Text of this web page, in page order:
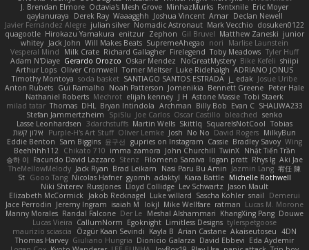
J. Brendan Elmore Octavia's Mesh Grove MinhazMurks Fxntxnile Eric Moyer
qaylanuraya
Derek Ray Waaagghh Joshua Vincent Amar Declan Newell
Javier Fernández Alegre julian silver Nomadic Astronaut Mark Vecchio dosuken0122
quagootle Hirokazu Yamakura enitzur Zephon Gil Bruvel Matthew Zaneski junior
whitey Jack John Will Makes Beats SupremeAhegao nori
Marlise Launstein
Vesperal Mind
Milk Crate Richard Gallagher Firelegend Toby Meadows Tyler Huff
Adam N'Diaye Gerardo Orozco Oskar Mendez NoGreatMystery Bike Kefeli shiipi
Arthur Lops Oliver Cromwell Tomer Meltser Luke Ridehalgh ADRIANO JONUS
Timothy Montoya soda basket SANTIAGO SANTOS ESTRADA j_ edak Josue Uribe
Anton Rubets Gui Ramalho Noah Patterson Jomenikia Bennett Greene Peter Hale
Nathaniel Roberts Mechrot elijah kenney J H Astone Massie Tobi Staerk
milad tatar Thomas DHL Bryan Intindola Archman Billy Bob Evan C SHALIWA233
Stefan Jammertzheim
SpiSlu Joe Carlos Oscar Castillo bleached senko
Lasse Leonhardsen 3darchstuffs Martin Wells Skittlq SquareIsNotCool Tobias
אילון קשת
Purple-H's Art Stuff Oliver Lemke Josh No No David Rogers MilkyBun
Eddie Benton Sam Biggins 윤구선 gupries on Instagram Cassie Bradley Savoy Wing
Beehhhh112 Chikato 710 imma zamora John Churchill TwinX Nhật Tiến Trần
승하 이 Facundo David Lazzaro Stenz Filomeno Saraiva logan pratt Rhys lg Aki Jae
TheMellowMelody Jack Ryan Brad Leikam Nasi Paru Bu Amin Jazmin Lang 宥任 陳
St Gooo Tang Nicolas Hafner gyomh adaktyl Kiara Battle Michelle Rothwell
Niki Shterev RussJones Lloyd Collidge Lev Schwartz Jason Mault
Elizabeth McCormick Jakob Recknagel Luke willard Sascha Kohler snail
Demerui
Jace Perrodin Jeremy Ingram isaiah M lokjl Mike Wellfare ratman Lucas M. Morone
Manny Morales Randal Falcone Der Le Meshal Alshammari KhangXing Pang Douwe
Lucas Vieira CallumNorm Egoknight Limitless Designs tylerspetgoose
maurizio sciascia
Özgür Kaan Sevindi Kayla B Arian Castane Akaiseutoseu 4DN
Thomas Harvey Giuliano Hungria Dionicio Galarza David Ebbevi Eda Aydemir